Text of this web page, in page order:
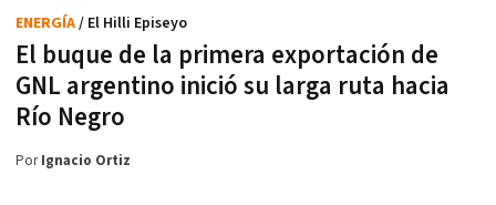
El buque de la primera exportación de
GNL argentino inició su larga ruta hacia
Río Negro
ENERGÍA/ El Hilli Episeyo
PorIgnacio Ortiz